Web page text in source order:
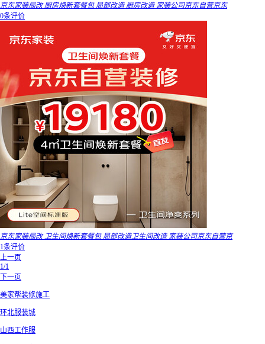
京东家装局改 厨房焕新套餐包 局部改造 厨房改造 家装公司京东自营京东
0条评价
京东家装局改 卫生间焕新套餐包 局部改造卫生间改造 家装公司京东自营京
1条评价
上一页
1/1
下一页
美家帮装修施工
环北服装城
山西工作服